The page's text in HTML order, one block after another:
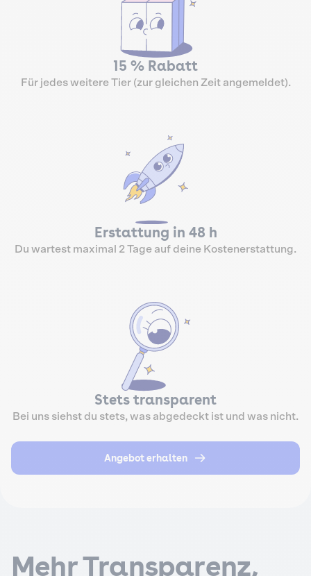
15 % Rabatt
Für jedes weitere Tier (zur gleichen Zeit angemeldet).
Erstattung in 48 h
Du wartest maximal 2 Tage auf deine Kostenerstattung.
Stets transparent
Bei uns siehst du stets, was abgedeckt ist und was nicht.
Angebot erhalten
Mehr Transparenz,